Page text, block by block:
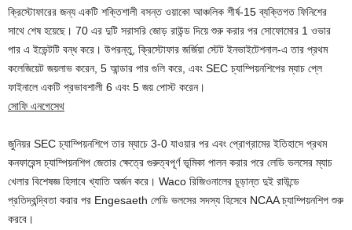
ক্রিস্টোফারের জন্য একটি শক্তিশালী বসন্ত ওয়াকো আঞ্চলিক শীর্ষ-15 ব্যক্তিগত ফিনিশের
সাথে শেষ হয়েছে। 70 এর দুটি সরাসরি জোড় রাউন্ড দিয়ে শুরু করার পর সোফোমোর 1 ওভার
পার এ ইভেন্টটি বন্ধ করে। উপরন্তু, ক্রিস্টোফার জর্জিয়া স্টেট ইনভাইটেশনাল-এ তার প্রথম
কলেজিয়েট জয়লাভ করেন, 5 আন্ডার পার গুলি করে, এবং SEC চ্যাম্পিয়নশিপের ম্যাচ প্লে
ফাইনালে একটি প্রভাবশালী 6 এবং 5 জয় পোস্ট করেন।
সোফি এনগেসেথ
জুনিয়র SEC চ্যাম্পিয়নশিপে তার ম্যাচে 3-0 যাওয়ার পর এবং প্রোগ্রামের ইতিহাসে প্রথম
কনফারেন্স চ্যাম্পিয়নশিপ জেতার ক্ষেত্রে গুরুত্বপূর্ণ ভূমিকা পালন করার পরে লেডি ভলসের ম্যাচ
খেলার বিশেষজ্ঞ হিসাবে খ্যাতি অর্জন করে। Waco রিজিওনালের চূড়ান্ত দুই রাউন্ডে
প্রতিদ্বন্দ্বিতা করার পর Engesaeth লেডি ভলসের সদস্য হিসেবে NCAA চ্যাম্পিয়নশিপ শুরু
করবে।